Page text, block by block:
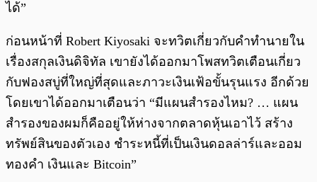
ได้”
ก่อนหน้าที่ Robert Kiyosaki จะทวิตเกี่ยวกับคำทำนายใน
เรื่องสกุลเงินดิจิทัล เขายังได้ออกมาโพสทวิตเตือนเกี่ยว
กับฟองสบู่ที่ใหญ่ที่สุดและภาวะเงินเฟ้อขั้นรุนแรง อีกด้วย
โดยเขาได้ออกมาเตือนว่า “มีแผนสำรองไหม? … แผน
สำรองของผมก็คืออยู่ให้ห่างจากตลาดหุ้นเอาไว้ สร้าง
ทรัพย์สินของตัวเอง ชำระหนี้ที่เป็นเงินดอลล่าร์และออม
ทองคำ เงินและ Bitcoin”